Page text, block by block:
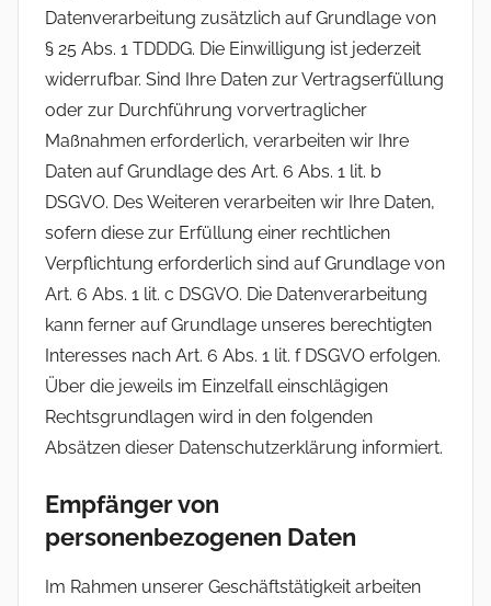
Datenverarbeitung zusätzlich auf Grundlage von
§ 25 Abs. 1 TDDDG. Die Einwilligung ist jederzeit
widerrufbar. Sind Ihre Daten zur Vertragserfüllung
oder zur Durchführung vorvertraglicher
Maßnahmen erforderlich, verarbeiten wir Ihre
Daten auf Grundlage des Art. 6 Abs. 1 lit. b
DSGVO. Des Weiteren verarbeiten wir Ihre Daten,
sofern diese zur Erfüllung einer rechtlichen
Verpflichtung erforderlich sind auf Grundlage von
Art. 6 Abs. 1 lit. c DSGVO. Die Datenverarbeitung
kann ferner auf Grundlage unseres berechtigten
Interesses nach Art. 6 Abs. 1 lit. f DSGVO erfolgen.
Über die jeweils im Einzelfall einschlägigen
Rechtsgrundlagen wird in den folgenden
Absätzen dieser Datenschutzerklärung informiert.
Empfänger von
personenbezogenen Daten
Im Rahmen unserer Geschäftstätigkeit arbeiten